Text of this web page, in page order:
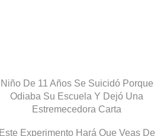
Niño De 11 Años Se Suicidó Porque
Odiaba Su Escuela Y Dejó Una
Estremecedora Carta
Este Experimento Hará Que Veas De